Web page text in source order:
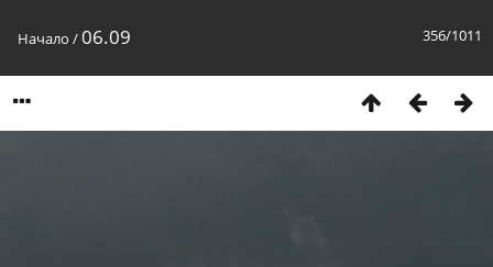
356/1011
Начало /06.09